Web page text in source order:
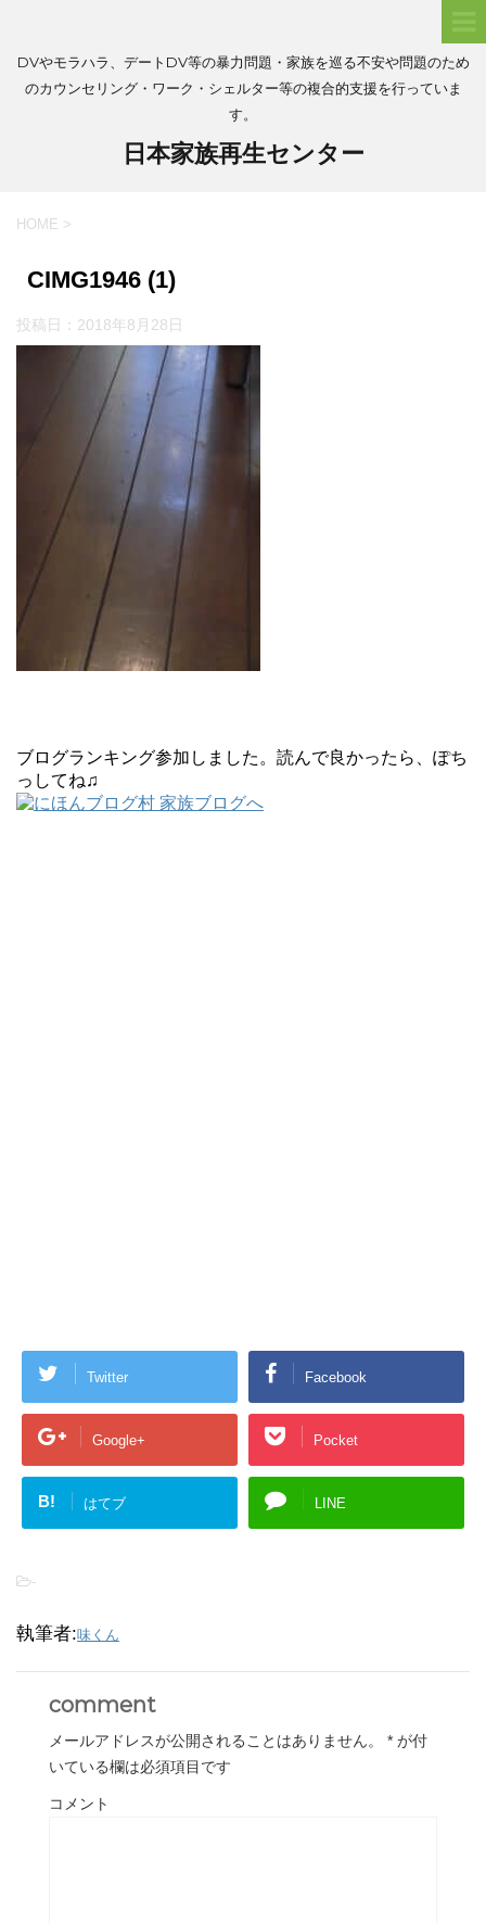
DVやモラハラ、デートDV等の暴力問題・家族を巡る不安や問題のため
のカウンセリング・ワーク・シェルター等の複合的支援を行っていま
す。
日本家族再生センター
HOME >
CIMG1946 (1)
投稿日： 2018年8月28日
ブログランキング参加しました。読んで良かったら、ぽち
っしてね♫
Twitter Facebook
Google+ Pocket
B! はてブ LINE
-
執筆者:味くん
comment
メールアドレスが公開されることはありません。 * が付
いている欄は必須項目です
コメント